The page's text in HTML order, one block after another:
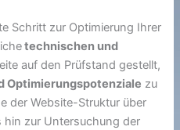
Schritt zur Optimierung Ihrer
technischen und
auf den Prüfstand gestellt,
Optimierungspotenziale zu
der Website-Struktur über
zur Untersuchung der